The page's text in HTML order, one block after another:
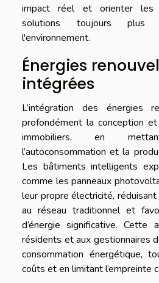
impact réel et orienter les
solutions toujours plus
l'environnement.
Énergies
intégrées
L’intégration des énergies
profondément la conception
immobiliers, en
l’autoconsommation et la
Les bâtiments intelligents
comme les panneaux
leur propre électricité,
au réseau traditionnel et
d’énergie significative. Cette
résidents et aux gestionnaires
consommation énergétique,
coûts et en limitant l’empreinte